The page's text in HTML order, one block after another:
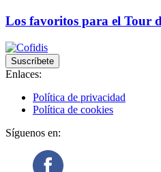
Los favoritos para el Tour
Suscríbete
Enlaces:
Política de privacidad
Política de cookies
Síguenos en: